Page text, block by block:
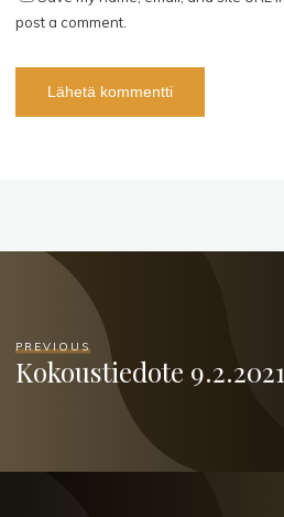
post a comment.
PREVIOUS
Kokoustiedote 9.2.2021